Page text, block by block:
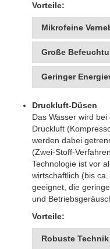
Vorteile:
Mikrofeine
Große
Geringer
Druckluft-Düsen
Das Wasser wird
Druckluft
werden dabei
(Zwei-Stoff-
Technologie ist vor
wirtschaftlich (bis
geeignet, die
und
Vorteile:
Robuste Technik